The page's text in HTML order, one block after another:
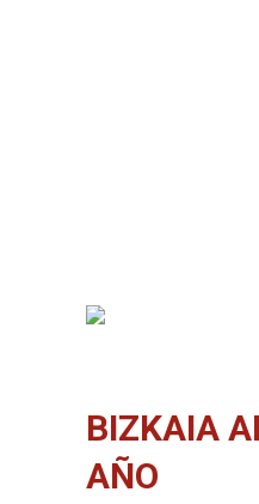
BIZKAIA
AÑO